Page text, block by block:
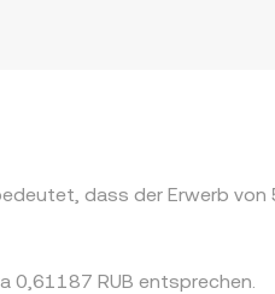
dass der Erwerb von
0,61187 RUB entsprechen.